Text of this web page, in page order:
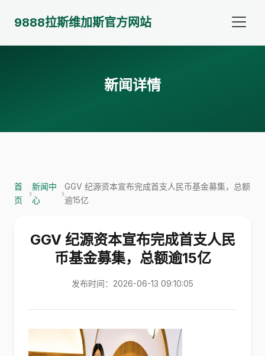
9888拉斯维加斯官方网站
新闻详情
首
页
›
新闻中
心
›
GGV 纪源资本宣布完成首支人民币基金募集，总额
逾15亿
GGV 纪源资本宣布完成首支人民
币基金募集，总额逾15亿
发布时间：2026-06-13 09:10:05